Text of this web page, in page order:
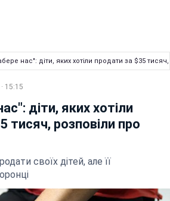
нас": діти, яких хотіли продати за $35
15:15
діти, яких хотіли
тисяч, розповіли про
своїх дітей, але її